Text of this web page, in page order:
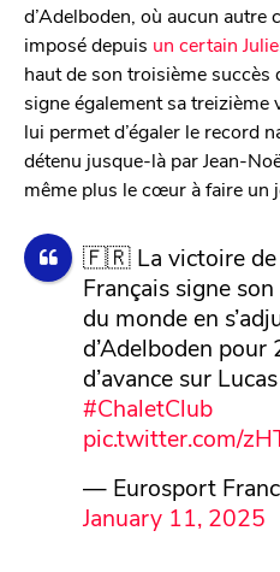
d’Adelboden, où aucun autre
imposé depuis un certain
haut de son troisième succès
signe également sa treizième
lui permet d’égaler le record
détenu jusque-là par Jean-
même plus le cœur à faire un
🇫🇷 La victoire de
Français signe
du monde en
d’Adelboden
d’avance sur
#ChaletClub
pic.twitter.com/
— Eurosport
January 11, 2025